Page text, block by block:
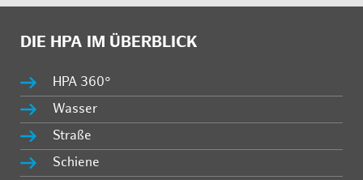
DIE HPA IM ÜBERBLICK
HPA 360°
Wasser
Straße
Schiene